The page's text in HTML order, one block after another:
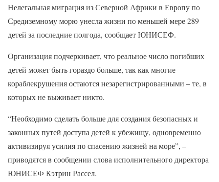
Нелегальная миграция из Северной Африки в Европу по
Средиземному морю унесла жизни по меньшей мере 289
детей за последние полгода, сообщает ЮНИСЕФ.
Организация подчеркивает, что реальное число погибших
детей может быть гораздо больше, так как многие
кораблекрушения остаются незарегистрированными – те, в
которых не выживает никто.
“Необходимо сделать больше для создания безопасных и
законных путей доступа детей к убежищу, одновременно
активизируя усилия по спасению жизней на море”, –
приводятся в сообщении слова исполнительного директора
ЮНИСЕФ Кэтрин Рассел.